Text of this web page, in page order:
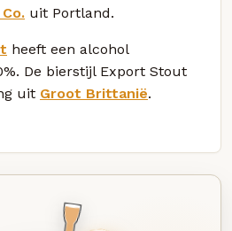
uit Portland.
heeft een alcohol
De bierstijl Export Stout
uit Groot Brittanië.